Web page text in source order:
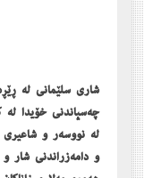
شاری سلێمانی لە
چەسپاندنی خۆیدا لە
لە نووسەر و شاعیری
و دامەزراندنی شار